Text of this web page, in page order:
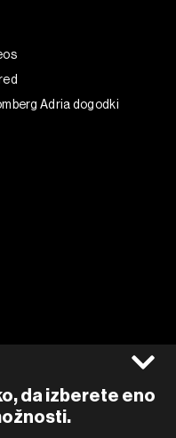
da izberete eno
Adria dogodki